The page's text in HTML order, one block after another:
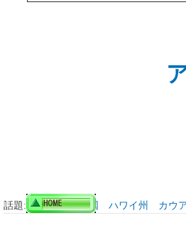
話題: アメリカ合衆国 ハワイ州 カウア